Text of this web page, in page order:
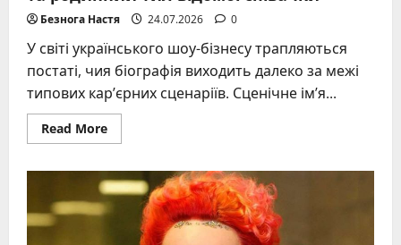
Безнога Настя 24.07.2026 0
У світі українського шоу-бізнесу трапляються
постаті, чия біографія виходить далеко за межі
типових кар’єрних сценаріїв. Сценічне ім’я...
Read MoreRead
more
життєвий
шлях,
творчі
злети
родинний